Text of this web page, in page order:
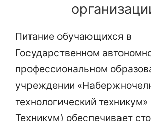
Питание обучающихся в
Государственном
профессиональном
учреждении
технологический
Техникум) обеспечивает